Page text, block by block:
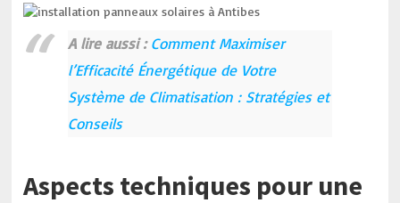
A lire aussi : Comment Maximiser
l’Efficacité Énergétique de Votre
Système de Climatisation : Stratégies et
Conseils
Aspects techniques pour une